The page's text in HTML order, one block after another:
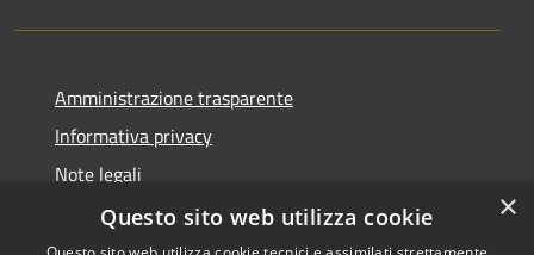
Amministrazione trasparente
Informativa privacy
Note legali
Dichiarazione di accessibilità
×
Questo sito web utilizza cookie